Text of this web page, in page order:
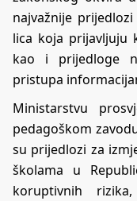
najvažnije
lica koja prijavljuju
kao i prijedloge
pristupa
Ministarstvu
pedagoškom
su prijedlozi za
školama u
koruptivnih